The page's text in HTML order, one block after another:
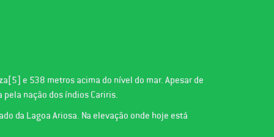
e 538 metros acima do nível do mar. Apesar de
nação dos índios Cariris.
da Lagoa Ariosa. Na elevação onde hoje está